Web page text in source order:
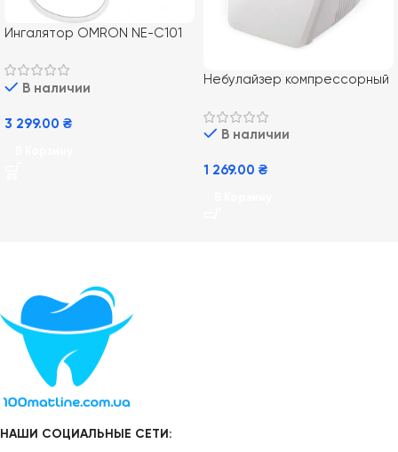
Ингалятор OMRON NE-C101
В наличии
3 299.00 ₴
Небулайзер компрессорный
В наличии
1 269.00 ₴
НАШИ СОЦИАЛЬНЫЕ СЕТИ: